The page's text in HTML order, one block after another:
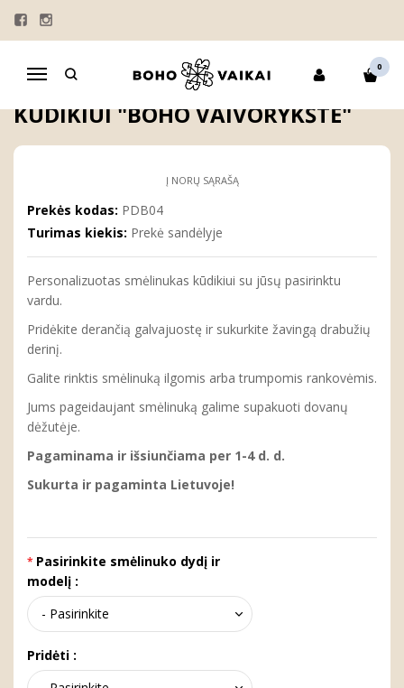
Navigacija
0
Pagrindinis
Personalizuotas smėlinukas kūdikiui "Boho vaivorykštė"
PERSONALIZUOTAS SMĖLINUKAS
KŪDIKIUI "BOHO VAIVORYKŠTĖ"
Į NORŲ SĄRAŠĄ
Prekės kodas: PDB04
Turimas kiekis: Prekė sandėlyje
Personalizuotas smėlinukas kūdikiui su jūsų pasirinktu
vardu.
Pridėkite derančią galvajuostę ir sukurkite žavingą drabužių
derinį.
Galite rinktis smėlinuką ilgomis arba trumpomis rankovėmis.
Jums pageidaujant smėlinuką galime supakuoti dovanų
dėžutėje.
Pagaminama ir išsiunčiama per 1-4 d. d.
Sukurta ir pagaminta Lietuvoje!
Pasirinkite smėlinuko dydį ir
modelį :
Pridėti :